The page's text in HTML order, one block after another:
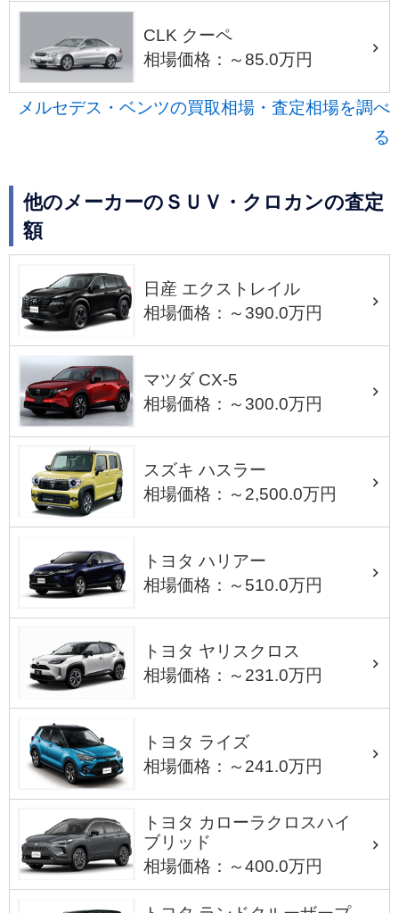
CLK クーペ
相場価格：～85.0万円
メルセデス・ベンツの買取相場・査定相場を調べ
る
他のメーカーのＳＵＶ・クロカンの査定
額
日産 エクストレイル
相場価格：～390.0万円
マツダ CX-5
相場価格：～300.0万円
スズキ ハスラー
相場価格：～2,500.0万円
トヨタ ハリアー
相場価格：～510.0万円
トヨタ ヤリスクロス
相場価格：～231.0万円
トヨタ ライズ
相場価格：～241.0万円
トヨタ カローラクロスハイ
ブリッド
相場価格：～400.0万円